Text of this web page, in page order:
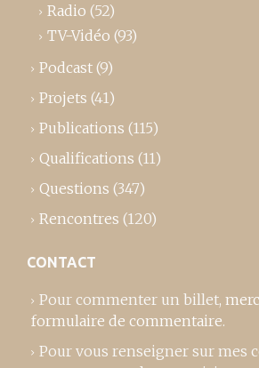
Radio (52)
TV-Vidéo (93)
Podcast (9)
Projets (41)
Publications (115)
Qualifications (11)
Questions (347)
Rencontres (120)
CONTACT
Pour commenter un billet,
formulaire de commentaire.
Pour vous renseigner sur mes